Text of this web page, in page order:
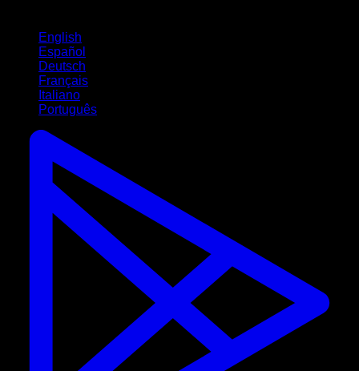
English
Español
Deutsch
Français
Italiano
Português